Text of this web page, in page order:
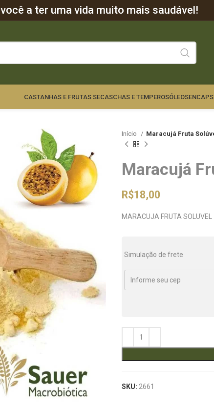
a ter uma vida muito mais saudável!
CASTANHAS E FRUTAS SECASCHAS E TEMPEROSÓLEOS
Início Maracujá Fruta
Maracujá
R$18,00
MARACUJA FRUTA SOLUVEL
Simulação de frete
SKU: 2661